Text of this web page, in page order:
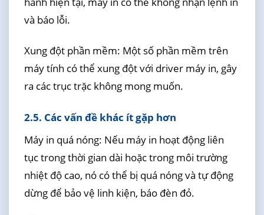
và báo lỗi.
Xung đột phần mềm: Một số phần mềm trên
máy tính có thể xung đột với driver máy in, gây
ra các trục trặc không mong muốn.
2.5. Các vấn đề khác ít gặp hơn
Máy in quá nóng: Nếu máy in hoạt động liên
tục trong thời gian dài hoặc trong môi trường
nhiệt độ cao, nó có thể bị quá nóng và tự động
dừng để bảo vệ linh kiện, báo đèn đỏ.